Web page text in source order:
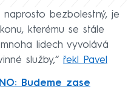
naprosto bezbolestný, je
kterému se stále
lidech vyvolává
služby,“ řekl Pavel
Budeme zase